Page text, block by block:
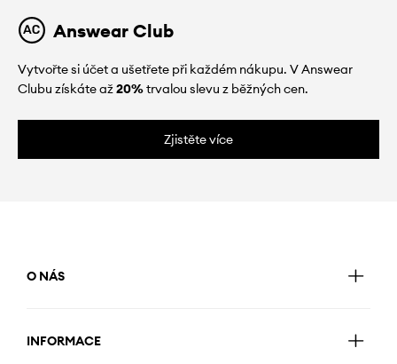
Answear Club
Vytvořte si účet a ušetřete při každém nákupu. V Answear
Clubu získáte až20%trvalou slevu z běžných cen.
Zjistěte více
O NÁS
INFORMACE